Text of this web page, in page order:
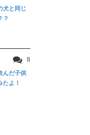
犬と同じ
？
8
んだ子供
よ！